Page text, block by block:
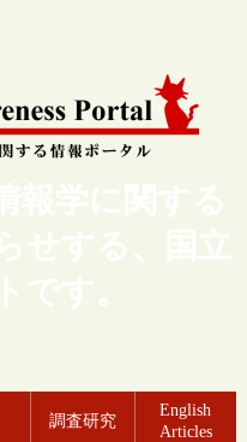
報学に関する
せする、国立
です。
調査研究
English
Articles